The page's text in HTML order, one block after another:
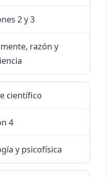
2 y 3
razón y
científico
4
y psicofísica